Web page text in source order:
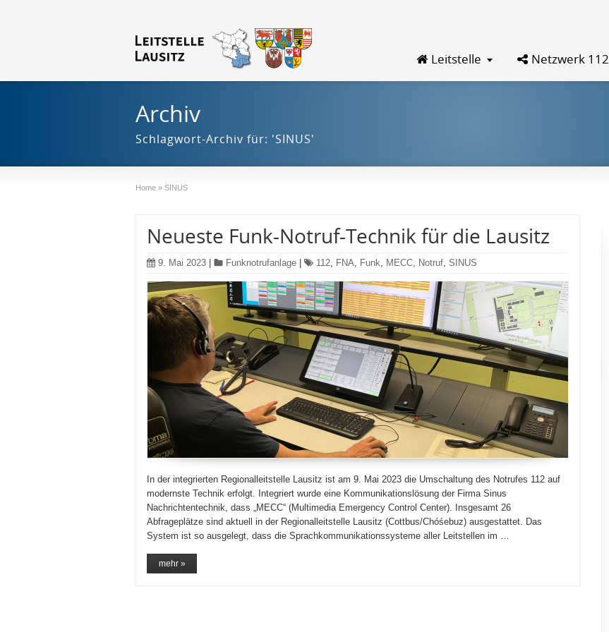
Leitstelle Netzwerk 112
Archiv
Schlagwort-Archiv für: 'SINUS'
Home » SINUS
Neueste Funk-Notruf-Technik für die Lausitz
9. Mai 2023 Funknotrufanlage 112, FNA, Funk, MECC, Notruf, SINUS
In der integrierten Regionalleitstelle Lausitz ist am 9. Mai 2023 die Umschaltung des Notrufes 112 auf
modernste Technik erfolgt. Integriert wurde eine Kommunikationslösung der Firma Sinus
Nachrichtentechnik, dass „MECC“ (Multimedia Emergency Control Center). Insgesamt 26
Abfrageplätze sind aktuell in der Regionalleitstelle Lausitz (Cottbus/Chóśebuz) ausgestattet. Das
System ist so ausgelegt, dass die Sprachkommunikationssysteme aller Leitstellen im …
mehr »